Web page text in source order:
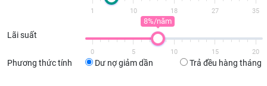
1 10 18 27 35
Lãi suất
8%/năm
0 5 10 15 20
Phương thức tính Dư nợ giảm dần Trả đều hàng tháng